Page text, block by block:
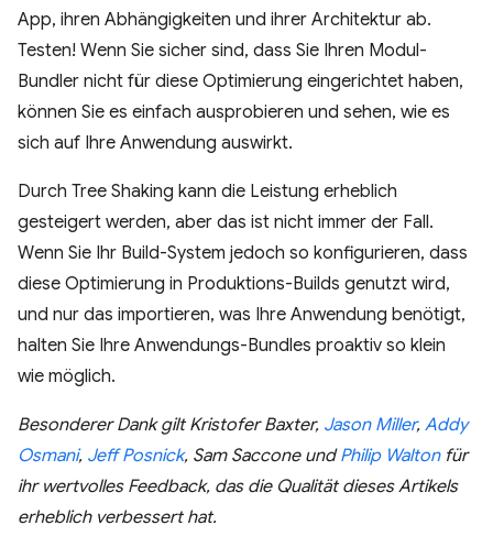
App, ihren Abhängigkeiten und ihrer Architektur ab.
Testen! Wenn Sie sicher sind, dass Sie Ihren Modul-
Bundler nicht für diese Optimierung eingerichtet haben,
können Sie es einfach ausprobieren und sehen, wie es
sich auf Ihre Anwendung auswirkt.
Durch Tree Shaking kann die Leistung erheblich
gesteigert werden, aber das ist nicht immer der Fall.
Wenn Sie Ihr Build-System jedoch so konfigurieren, dass
diese Optimierung in Produktions-Builds genutzt wird,
und nur das importieren, was Ihre Anwendung benötigt,
halten Sie Ihre Anwendungs-Bundles proaktiv so klein
wie möglich.
Besonderer Dank gilt Kristofer Baxter, Jason Miller, Addy
Osmani, Jeff Posnick, Sam Saccone undPhilip Waltonfür
ihr wertvolles Feedback, das die Qualität dieses Artikels
erheblich verbessert hat.